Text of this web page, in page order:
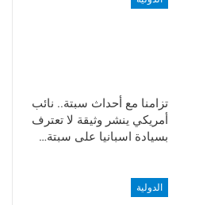
تزامنا مع أحداث سبتة.. نائب
أمريكي ينشر وثيقة لا تعترف
بسيادة اسبانيا على سبتة…
الدولية